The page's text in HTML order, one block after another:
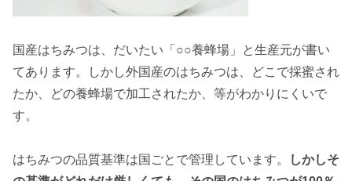
国産はちみつは、だいたい「○○養蜂場」と生産元が書い
てあります。しかし外国産のはちみつは、どこで採蜜され
たか、どの養蜂場で加工されたか、等がわかりにくいで
す。
はちみつの品質基準は国ごとで管理しています。
しかしそ